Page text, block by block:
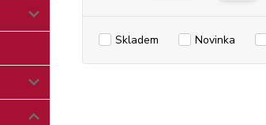
Skladem Novinka